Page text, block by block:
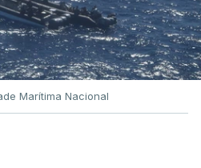
Marítima Nacional